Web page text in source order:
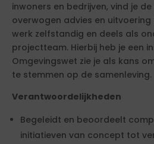
inwoners en bedrijven, vind je
overwogen advies en
werk zelfstandig en deels als
projectteam. Hierbij heb je een
Omgevingswet zie je als kans
te stemmen op de samenleving.
Verantwoordelijkheden
Begeleidt en beoordeelt
initiatieven van concept tot